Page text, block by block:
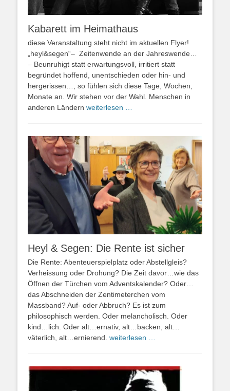
Kabarett im Heimathaus
diese Veranstaltung steht nicht im aktuellen Flyer!
„heyl&segen“– Zeitenwende an der Jahreswende…
– Beunruhigt statt erwartungsvoll, irritiert statt
begründet hoffend, unentschieden oder hin- und
hergerissen…, so fühlen sich diese Tage, Wochen,
Monate an. Wir stehen vor der Wahl. Menschen in
anderen Ländern weiterlesen …
Heyl & Segen: Die Rente ist sicher
Die Rente: Abenteuerspielplatz oder Abstellgleis?
Verheissung oder Drohung? Die Zeit davor…wie das
Öffnen der Türchen vom Adventskalender? Oder…
das Abschneiden der Zentimeterchen vom
Massband? Auf- oder Abbruch? Es ist zum
philosophisch werden. Oder melancholisch. Oder
kind…lich. Oder alt…ernativ, alt…backen, alt…
väterlich, alt…ernierend. weiterlesen …